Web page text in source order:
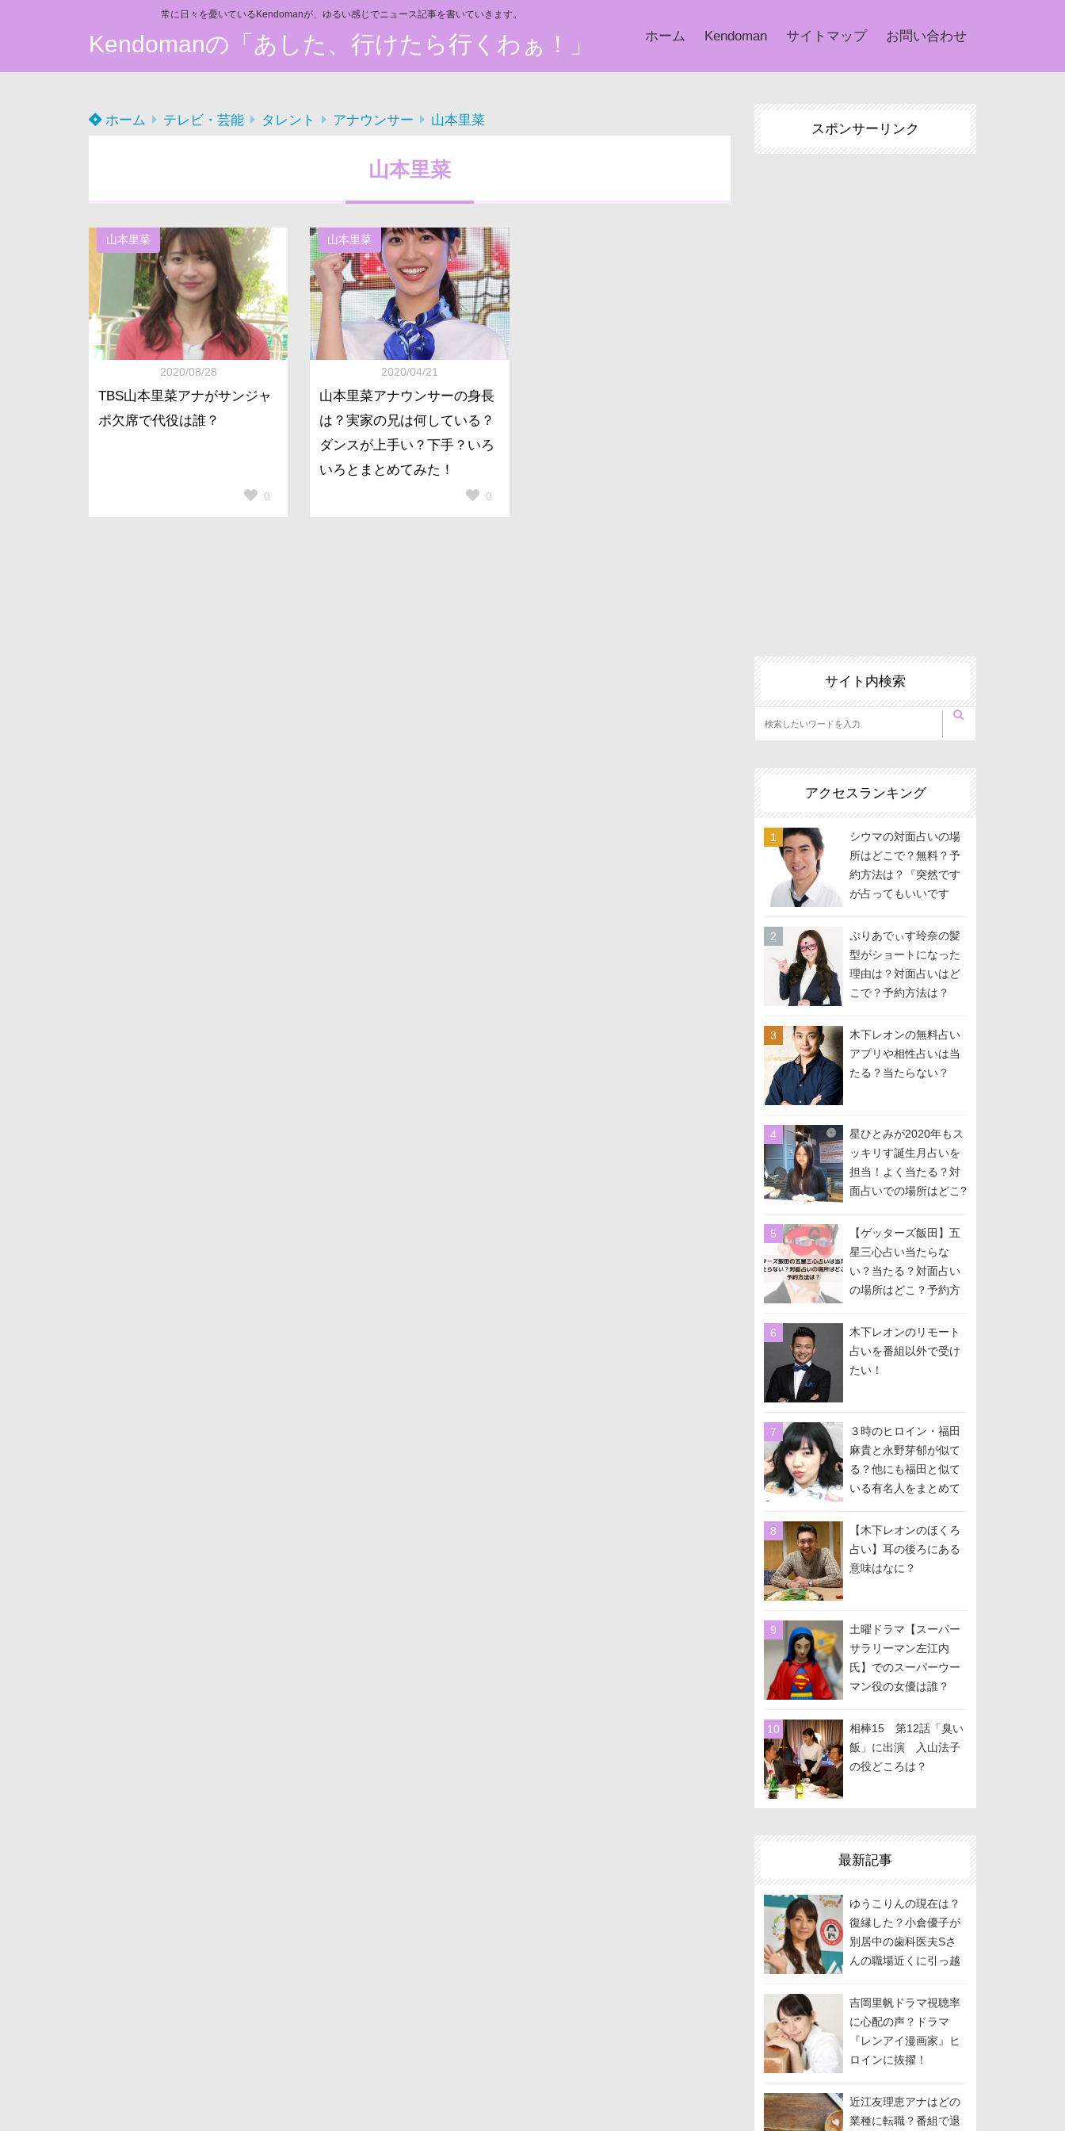
常に日々を憂いているKendomanが、ゆるい感じでニュース記事を書いていきます。
Kendomanの「あした、行けたら行くわぁ！」 ホーム Kendoman サイトマップ お問い合わせ
ホーム テレビ・芸能 タレント アナウンサー 山本里菜
山本里菜
山本里菜
2020/08/28
TBS山本里菜アナがサンジャ
ポ欠席で代役は誰？
0
山本里菜
2020/04/21
山本里菜アナウンサーの身長
は？実家の兄は何している？
ダンスが上手い？下手？いろ
いろとまとめてみた！
0
スポンサーリンク
サイト内検索
アクセスランキング
シウマの対面占いの場
所はどこで？無料？予
約方法は？『突然です
が占ってもいいです
ぷりあでぃす玲奈の髪
型がショートになった
理由は？対面占いはど
こで？予約方法は？
木下レオンの無料占い
アプリや相性占いは当
たる？当たらない？
星ひとみが2020年もス
ッキリす誕生月占いを
担当！よく当たる？対
面占いでの場所はどこ?
【ゲッターズ飯田】五
星三心占い当たらな
い？当たる？対面占い
の場所はどこ？予約方
木下レオンのリモート
占いを番組以外で受け
たい！
３時のヒロイン・福田
麻貴と永野芽郁が似て
る？他にも福田と似て
いる有名人をまとめて
【木下レオンのほくろ
占い】耳の後ろにある
意味はなに？
土曜ドラマ【スーパー
サラリーマン左江内
氏】でのスーパーウー
マン役の女優は誰？
相棒15 第12話「臭い
飯」に出演 入山法子
の役どころは？
最新記事
ゆうこりんの現在は？
復縁した？小倉優子が
別居中の歯科医夫Sさ
んの職場近くに引っ越
索？
吉岡里帆ドラマ視聴率
に心配の声？ドラマ
『レンアイ漫画家』ヒ
ロインに抜擢！
近江友理恵アナはどの
業種に転職？番組で退